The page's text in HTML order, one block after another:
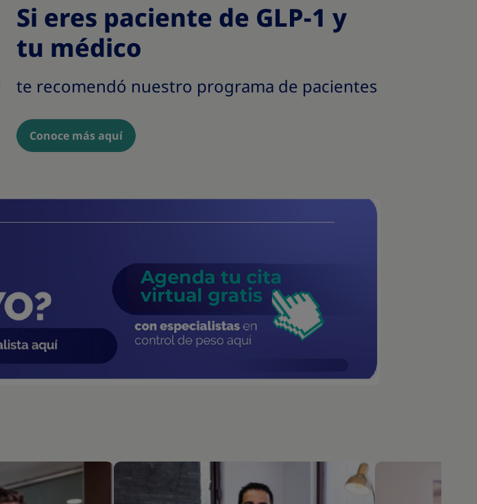
Si eres paciente de GLP-1 y
tu médico
te recomendó nuestro programa de pacientes
Conoce más aquí